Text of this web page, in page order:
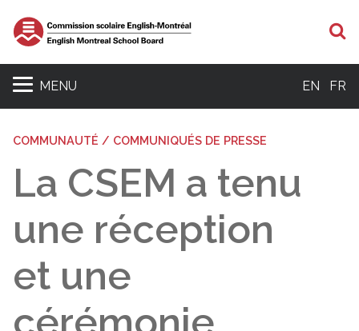
MENU EN FR
COMMUNAUTÉ / COMMUNIQUÉS DE PRESSE
La CSEM a tenu
une réception
et une
cérémonie